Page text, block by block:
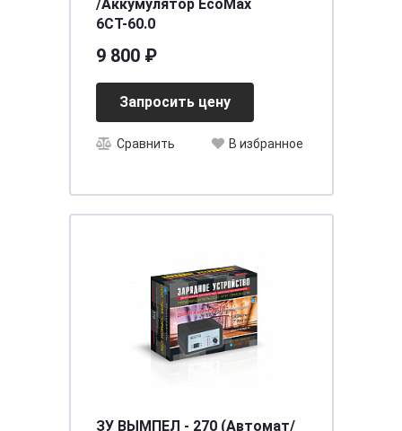
/Аккумулятор EcoMax
6СТ-60.0
9 800 ₽
Запросить цену
Сравнить В избранное
ЗУ ВЫМПЕЛ - 270 (Автомат/